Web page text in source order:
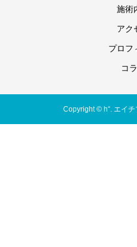
施術
アク
プロフ
コ
Copyright © h⁺. エイ